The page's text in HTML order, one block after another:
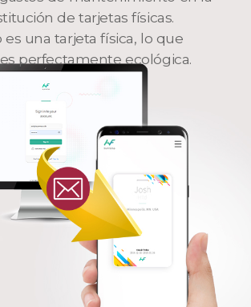
de tarjetas físicas.
es una tarjeta física, lo que
perfectamente ecológica.